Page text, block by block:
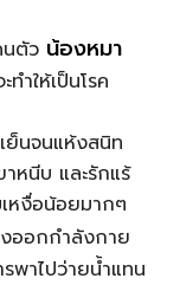
นตัว น้องหมา
ำให้เป็นโรค
ย็นจนแห้งสนิท
หนีบ และรักแร้
หงื่อน้อยมากๆ
ออกกำลังกาย
รพาไปว่ายน้ำแทน